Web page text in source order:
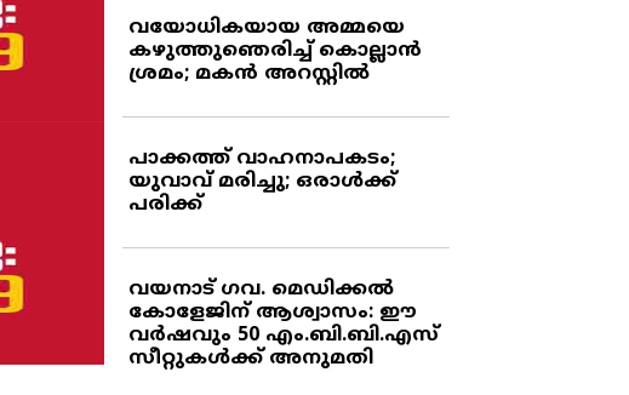
വയോധികയായ അമ്മയെ
കഴുത്തുഞെരിച്ച് കൊല്ലാന്‍
ശ്രമം; മകന്‍ അറസ്റ്റില്‍
പാക്കത്ത് വാഹനാപകടം;
യുവാവ് മരിച്ചു; ഒരാള്‍ക്ക്
പരിക്ക്
വയനാട് ഗവ. മെഡിക്കല്‍
കോളേജിന് ആശ്വാസം: ഈ
വര്‍ഷവും 50 എം.ബി.ബി.എസ്
സീറ്റുകള്‍ക്ക് അനുമതി